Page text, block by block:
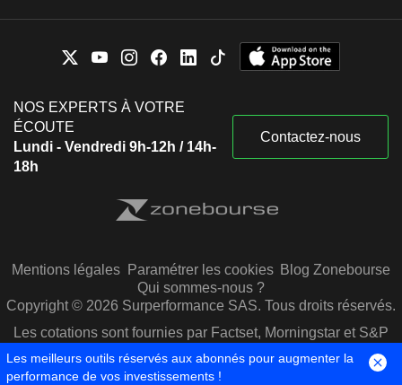
NOS EXPERTS À VOTRE
ÉCOUTE
Lundi - Vendredi 9h-12h / 14h-
18h
Contactez-nous
Mentions légales Paramétrer les cookies Blog Zonebourse
Qui sommes-nous ?
Copyright © 2026 Surperformance SAS. Tous droits réservés.
Les cotations sont fournies par Factset, Morningstar et S&P
Capital IQ
Les meilleurs outils réservés aux abonnés pour augmenter la
performance de vos investissements !